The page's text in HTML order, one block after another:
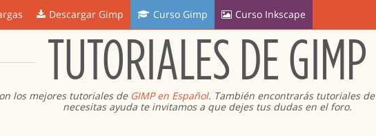
Descargar Gimp Curso Gimp Curso Inkscape
TUTORIALES DE GIMP
los mejores tutoriales de GIMP en Español. También encontrarás tutoriales de
necesitas ayuda te invitamos a que dejes tus dudas en el foro.